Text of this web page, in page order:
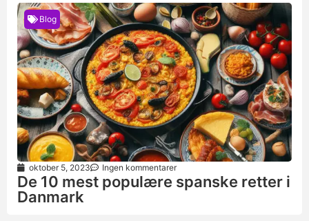
Blog
oktober 5, 2023 Ingen kommentarer
De 10 mest populære spanske retter i
Danmark